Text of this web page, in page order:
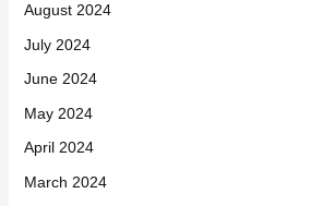
August 2024
July 2024
June 2024
May 2024
April 2024
March 2024